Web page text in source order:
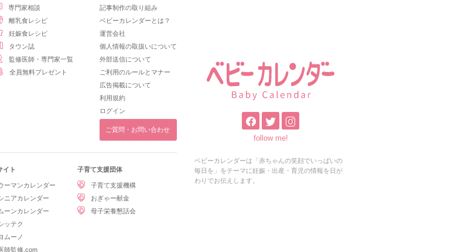
専門家相談
離乳食レシピ
妊娠食レシピ
タウン誌
監修医師・専門家一覧
全員無料プレゼント
記事制作の取り組み
ベビーカレンダーとは？
運営会社
個人情報の取扱いについて
外部送信について
ご利用のルールとマナー
広告掲載について
利用規約
ログイン
ご質問・お問い合わせ
イト
ーマンカレンダー
ニアカレンダー
ーンカレンダー
ッテク
ムーノ
師監修.com
子育て支援団体
子育て支援機構
おぎゃー献金
母子栄養懇話会
follow me!
ベビーカレンダーは「赤ちゃんの笑顔でいっぱいの
毎日を」をテーマに妊娠・出産・育児の情報を日が
わりでお伝えします。